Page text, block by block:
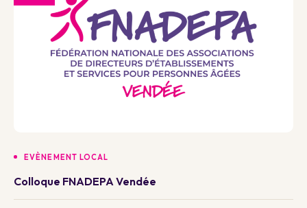
EVÈNEMENT LOCAL
Colloque FNADEPA Vendée